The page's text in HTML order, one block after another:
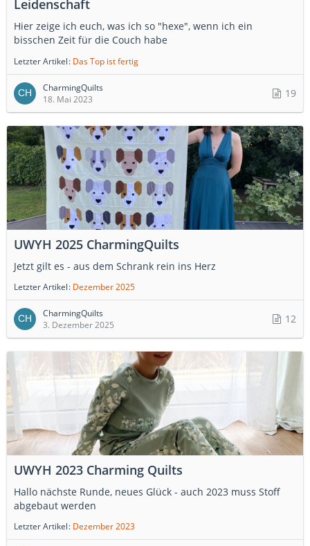
Leidenschaft
Hier zeige ich euch, was ich so "hexe", wenn ich ein
bisschen Zeit für die Couch habe
Letzter Artikel Das Top ist fertig
CharmingQuilts
18. Mai 2023
19
UWYH 2025 CharmingQuilts
Jetzt gilt es - aus dem Schrank rein ins Herz
Letzter Artikel Dezember 2025
CharmingQuilts
3. Dezember 2025
12
UWYH 2023 Charming Quilts
Hallo nächste Runde, neues Glück - auch 2023 muss Stoff
abgebaut werden
Letzter Artikel Dezember 2023